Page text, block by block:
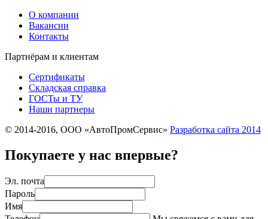
О компании
Вакансии
Контакты
Партнёрам и клиентам
Сертификаты
Складская справка
ГОСТы и ТУ
Наши партнеры
© 2014-2016, ООО «АвтоПромСервис» Разработка сайта 2014
Покупаете у нас впервые?
Эл. почта
Пароль
Имя